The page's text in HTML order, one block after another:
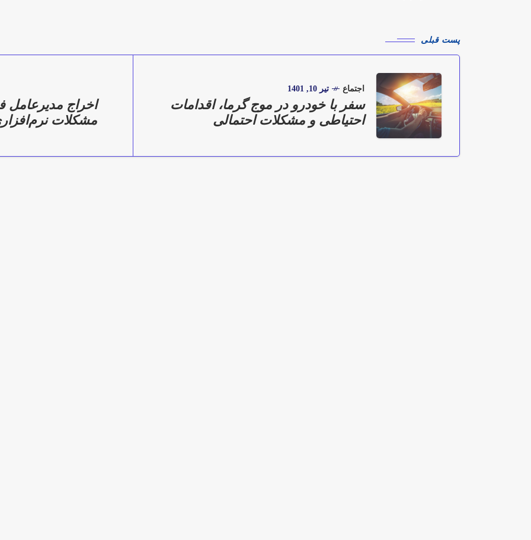
پست قبلی
اجتماع تیر 10, 1401
سفر با خودرو در موج گرما، اقدامات
احتیاطی و مشکلات احتمالی
اخراج
مشکلات